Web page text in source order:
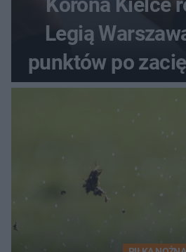
Legią
punktów po